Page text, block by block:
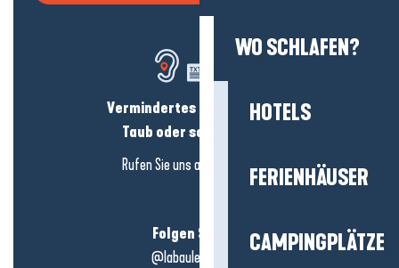
WO SCHLAFEN?
HOTELS
FERIENHÄUSER
CAMPINGPLÄTZE
Vermindertes Hörvermögen?
Taub oder schwerhörig?
Rufen Sie uns an in
hier klicken
Folgen Sie uns!
@labauleguérande